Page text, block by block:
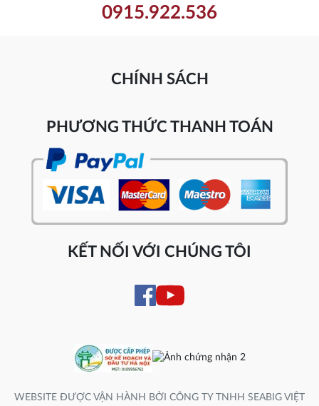
0915.922.536
CHÍNH SÁCH
PHƯƠNG THỨC THANH TOÁN
KẾT NỐI VỚI CHÚNG TÔI
WEBSITE ĐƯỢC VẬN HÀNH BỞI CÔNG TY TNHH SEABIG VIỆT